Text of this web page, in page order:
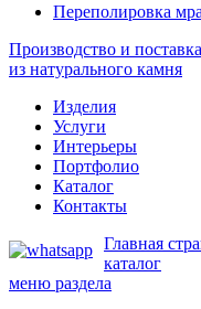
Переполировка
Производство и
из натурального камня
Изделия
Услуги
Интерьеры
Портфолио
Каталог
Контакты
Главная
каталог
меню раздела